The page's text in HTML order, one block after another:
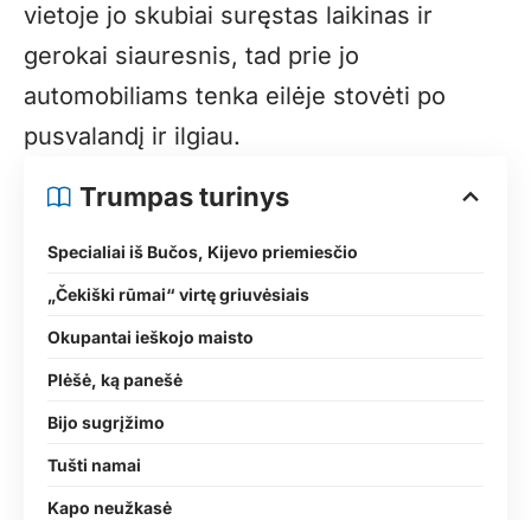
vietoje jo skubiai suręstas laikinas ir
gerokai siauresnis, tad prie jo
automobiliams tenka eilėje stovėti po
pusvalandį ir ilgiau.
Trumpas turinys
Specialiai iš Bučos, Kijevo priemiesčio
„Čekiški rūmai“ virtę griuvėsiais
Okupantai ieškojo maisto
Plėšė, ką panešė
Bijo sugrįžimo
Tušti namai
Kapo neužkasė